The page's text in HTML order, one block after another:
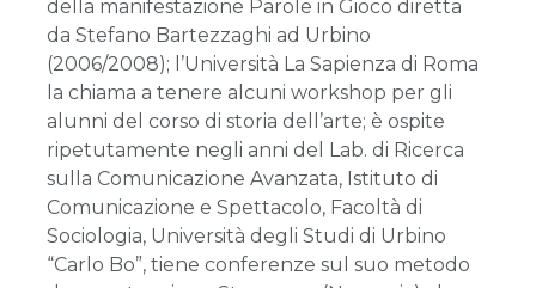
della manifestazione Parole in Gioco diretta
da Stefano Bartezzaghi ad Urbino
(2006/2008); l’Università La Sapienza di Roma
la chiama a tenere alcuni workshop per gli
alunni del corso di storia dell’arte; è ospite
ripetutamente negli anni del Lab. di Ricerca
sulla Comunicazione Avanzata, Istituto di
Comunicazione e Spettacolo, Facoltà di
Sociologia, Università degli Studi di Urbino
“Carlo Bo”, tiene conferenze sul suo metodo